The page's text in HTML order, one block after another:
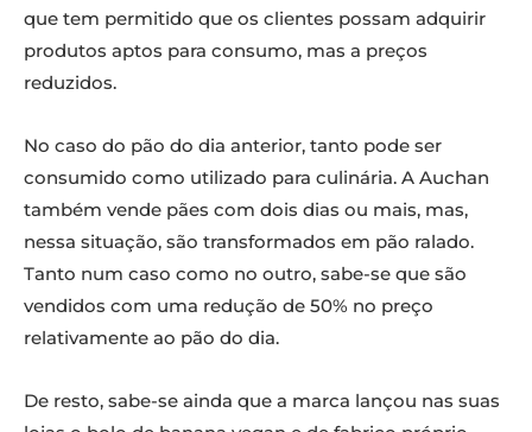
que tem permitido que os clientes possam adquirir
produtos aptos para consumo, mas a preços
reduzidos.
No caso do pão do dia anterior, tanto pode ser
consumido como utilizado para culinária. A Auchan
também vende pães com dois dias ou mais, mas,
nessa situação, são transformados em pão ralado.
Tanto num caso como no outro, sabe-se que são
vendidos com uma redução de 50% no preço
relativamente ao pão do dia.
De resto, sabe-se ainda que a marca lançou nas suas